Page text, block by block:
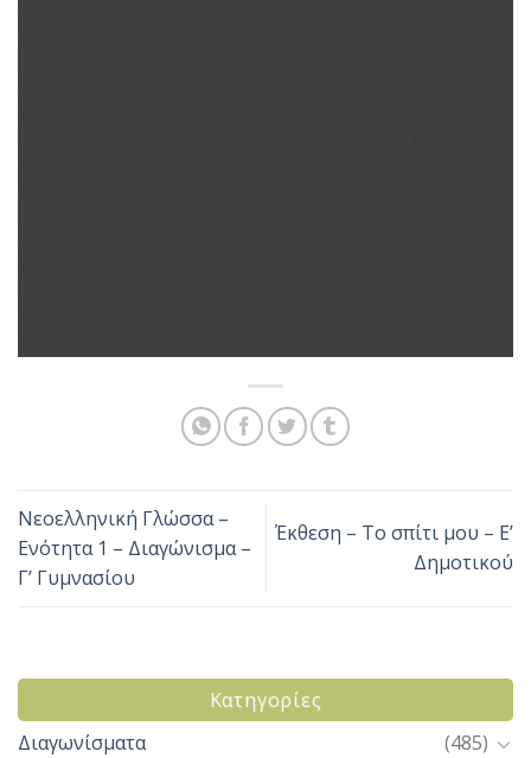
Νεοελληνική Γλώσσα –
Ενότητα 1 – Διαγώνισμα –
Γ’ Γυμνασίου
Έκθεση – Το σπίτι μου – Ε’
Δημοτικού
Kατηγορίες
Διαγωνίσματα
(485)